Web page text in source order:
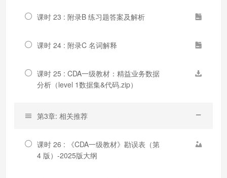
课时 23 : 附录B 练习题答案及解析
课时 24 : 附录C 名词解释
课时 25 : CDA一级教材：精益业务数据
分析（level 1数据集&代码.zip）
第3章: 相关推荐
课时 26 : 《CDA一级教材》勘误表（第
4 版）-2025版大纲